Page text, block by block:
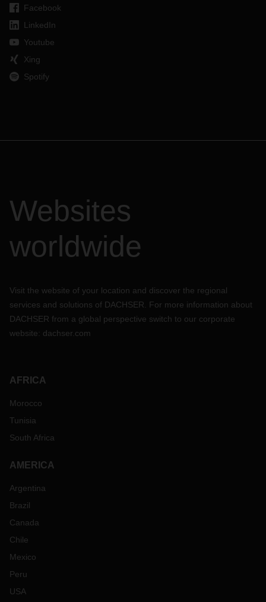
Facebook
LinkedIn
Youtube
Xing
Spotify
Websites
worldwide
Visit the website of your location and discover the regional
services and solutions of DACHSER. For more information about
DACHSER from a global perspective switch to our corporate
website: dachser.com
AFRICA
Morocco
Tunisia
South Africa
AMERICA
Argentina
Brazil
Canada
Chile
Mexico
Peru
USA